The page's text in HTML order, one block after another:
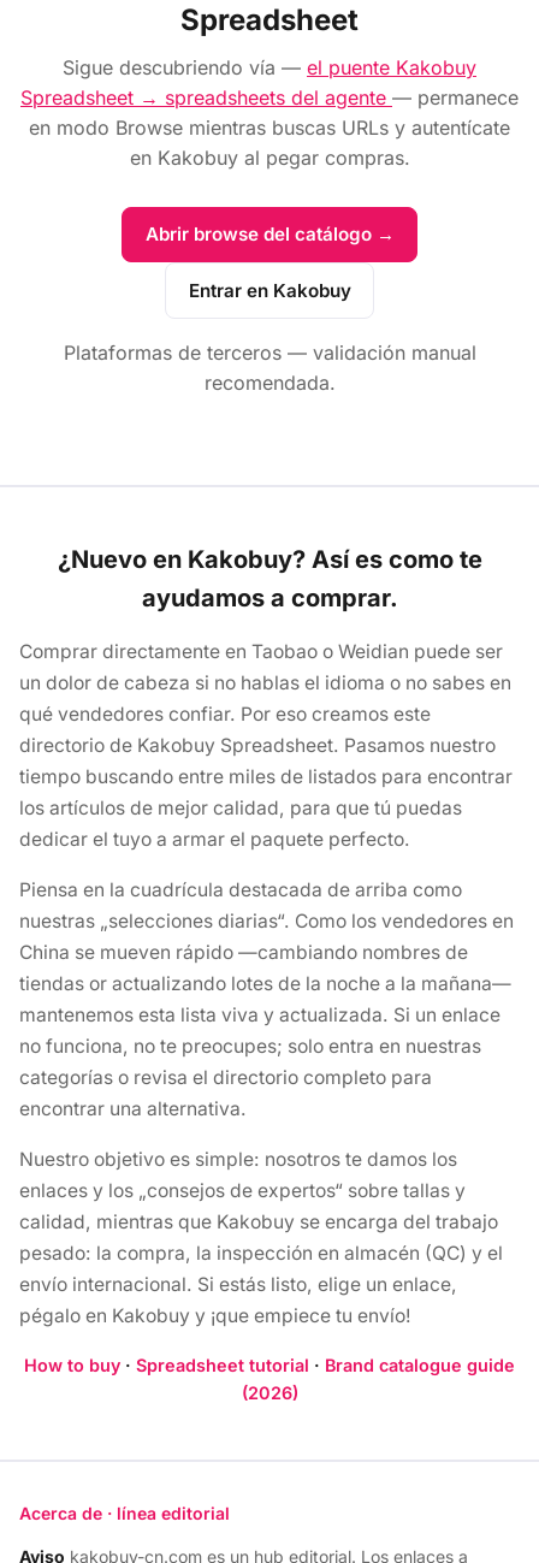
Spreadsheet
Sigue descubriendo vía — el puente Kakobuy
Spreadsheet → spreadsheets del agente — permanece
en modo Browse mientras buscas URLs y autentícate
en Kakobuy al pegar compras.
Abrir browse del catálogo →
Entrar en Kakobuy
Plataformas de terceros — validación manual
recomendada.
¿Nuevo en Kakobuy? Así es como te
ayudamos a comprar.
Comprar directamente en Taobao o Weidian puede ser
un dolor de cabeza si no hablas el idioma o no sabes en
qué vendedores confiar. Por eso creamos este
directorio de Kakobuy Spreadsheet. Pasamos nuestro
tiempo buscando entre miles de listados para encontrar
los artículos de mejor calidad, para que tú puedas
dedicar el tuyo a armar el paquete perfecto.
Piensa en la cuadrícula destacada de arriba como
nuestras „selecciones diarias“. Como los vendedores en
China se mueven rápido —cambiando nombres de
tiendas or actualizando lotes de la noche a la mañana—
mantenemos esta lista viva y actualizada. Si un enlace
no funciona, no te preocupes; solo entra en nuestras
categorías o revisa el directorio completo para
encontrar una alternativa.
Nuestro objetivo es simple: nosotros te damos los
enlaces y los „consejos de expertos“ sobre tallas y
calidad, mientras que Kakobuy se encarga del trabajo
pesado: la compra, la inspección en almacén (QC) y el
envío internacional. Si estás listo, elige un enlace,
pégalo en Kakobuy y ¡que empiece tu envío!
How to buy · Spreadsheet tutorial · Brand catalogue guide
(2026)
Acerca de · línea editorial
Aviso kakobuy-cn.com es un hub editorial. Los enlaces a